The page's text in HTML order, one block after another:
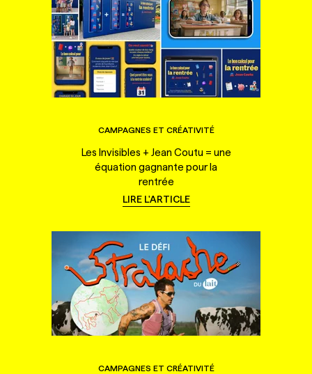
CAMPAGNES ET CRÉATIVITÉ
Les Invisibles + Jean Coutu = une
équation gagnante pour la
rentrée
LIRE L'ARTICLE
CAMPAGNES ET CRÉATIVITÉ